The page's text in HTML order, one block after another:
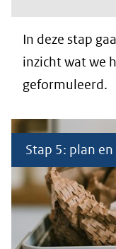
In deze stap
inzicht wat we
geformuleerd.
Stap 5: plan